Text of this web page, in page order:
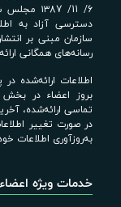
6/ 11/
سازمان مبنی بر
رسانه‌های همگانی
اطلاعات ارائه‌شده
بروز اعضاء در
تماسی ارائه‌شده،
در صورت تغییر
به‌روزآوری اطلاعات
خدمات ویژه اعضاء